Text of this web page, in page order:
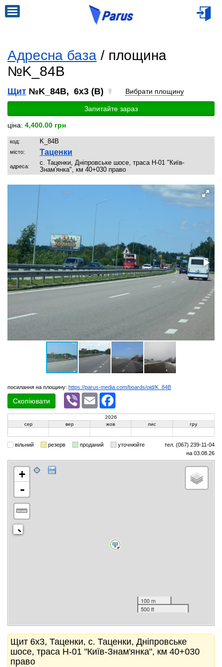
Адресна база / площина
№K_84B
Щит №K_84B, 6x3 (B) Вибрати площину
Запитайте зараз
ціна: 4,400.00 грн
код: K_84B
місто: Таценки
адреса:
с. Таценки, Дніпровське шосе, траса Н-01 "Київ-
Знам'янка", км 40+030 право
посилання на площину: https://parus-media.com/boards/oid/K_84B
Скопіювати
Viber Email
2026
сер
вер жов лис гру
вільний резерв проданий уточнюйте
тел. (067) 239-11-04
на 03.08.26
+
-
100 m
500 ft
Щит 6x3, Таценки, с. Таценки, Дніпровське
шосе, траса Н-01 "Київ-Знам'янка", км 40+030
право